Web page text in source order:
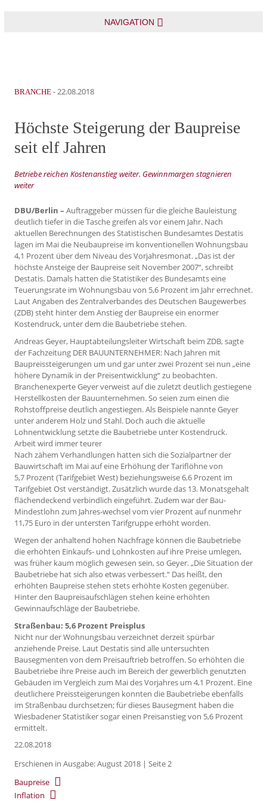
NAVIGATION
BRANCHE -22.08.2018
Höchste Steigerung der Baupreise
seit elf Jahren
Betriebe reichen Kostenanstieg weiter. Gewinnmargen stagnieren
weiter
DBU/Berlin – Auftraggeber müssen für die gleiche Bauleistung
deutlich tiefer in die Tasche greifen als vor einem Jahr. Nach
aktuellen Berechnungen des Statistischen Bundesamtes Destatis
lagen im Mai die Neubaupreise im konventionellen Wohnungsbau
4,1 Prozent über dem Niveau des Vorjahresmonat. „Das ist der
höchste Ansteige der Baupreise seit November 2007“, schreibt
Destatis. Damals hatten die Statistiker des Bundesamts eine
Teuerungsrate im Wohnungsbau von 5,6 Prozent im Jahr errechnet.
Laut Angaben des Zentralverbandes des Deutschen Baugewerbes
(ZDB) steht hinter dem Anstieg der Baupreise ein enormer
Kostendruck, unter dem die Baubetriebe stehen.
Andreas Geyer, Hauptabteilungsleiter Wirtschaft beim ZDB, sagte
der Fachzeitung DER BAUUNTERNEHMER: Nach Jahren mit
Baupreissteigerungen um und gar unter zwei Prozent sei nun „eine
höhere Dynamik in der Preisentwicklung“ zu beobachten.
Branchenexperte Geyer verweist auf die zuletzt deutlich gestiegene
Herstellkosten der Bauunternehmen. So seien zum einen die
Rohstoffpreise deutlich angestiegen. Als Beispiele nannte Geyer
unter anderem Holz und Stahl. Doch auch die aktuelle
Lohnentwicklung setzte die Baubetriebe unter Kostendruck.
Arbeit wird immer teurer
Nach zähem Verhandlungen hatten sich die Sozialpartner der
Bauwirtschaft im Mai auf eine Erhöhung der Tariflöhne von
5,7 Prozent (Tarifgebiet West) beziehungsweise 6,6 Prozent im
Tarifgebiet Ost verständigt. Zusätzlich wurde das 13. Monatsgehalt
flächendeckend verbindlich eingeführt. Zudem war der Bau-
Mindestlohn zum Jahres-wechsel vom vier Prozent auf nunmehr
11,75 Euro in der untersten Tarifgruppe erhöht worden.
Wegen der anhaltend hohen Nachfrage können die Baubetriebe
die erhöhten Einkaufs- und Lohnkosten auf ihre Preise umlegen,
was früher kaum möglich gewesen sein, so Geyer. „Die Situation der
Baubetriebe hat sich also etwas verbessert.“ Das heißt, den
erhöhten Baupreise stehen stets erhöhte Kosten gegenüber.
Hinter den Baupreisaufschlägen stehen keine erhöhten
Gewinnaufschläge der Baubetriebe.
Straßenbau: 5,6 Prozent Preisplus
Nicht nur der Wohnungsbau verzeichnet derzeit spürbar
anziehende Preise. Laut Destatis sind alle untersuchten
Bausegmenten von dem Preisauftrieb betroffen. So erhöhten die
Baubetriebe ihre Preise auch im Bereich der gewerblich genutzten
Gebäuden im Vergleich zum Mai des Vorjahres um 4,1 Prozent. Eine
deutlichere Preissteigerungen konnten die Baubetriebe ebenfalls
im Straßenbau durchsetzen; für dieses Bausegment haben die
Wiesbadener Statistiker sogar einen Preisanstieg von 5,6 Prozent
ermittelt.
22.08.2018
Erschienen in Ausgabe: August 2018 | Seite 2
Baupreise
Inflation